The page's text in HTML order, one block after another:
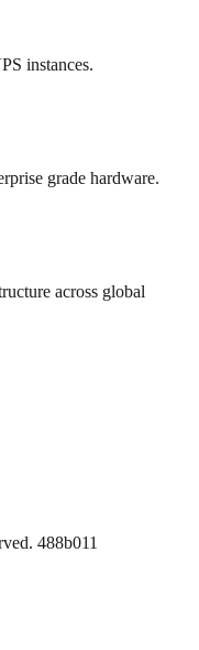
instances.
grade hardware.
across global
488b011